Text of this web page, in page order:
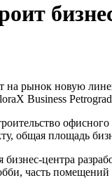
рынок новую
Business
общая площадь
центра
часть